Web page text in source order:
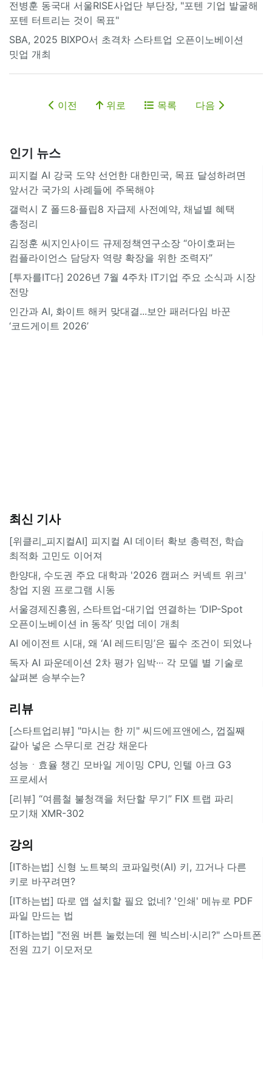
전병훈 동국대 서울RISE사업단 부단장, "포텐 기업 발굴해
포텐 터트리는 것이 목표"
SBA, 2025 BIXPO서 초격차 스타트업 오픈이노베이션
밋업 개최
이전 위로 목록 다음
인기 뉴스
피지컬 AI 강국 도약 선언한 대한민국, 목표 달성하려면
앞서간 국가의 사례들에 주목해야
갤럭시 Z 폴드8·플립8 자급제 사전예약, 채널별 혜택
총정리
김정훈 씨지인사이드 규제정책연구소장 “아이호퍼는
컴플라이언스 담당자 역량 확장을 위한 조력자”
[투자를IT다] 2026년 7월 4주차 IT기업 주요 소식과 시장
전망
인간과 AI, 화이트 해커 맞대결...보안 패러다임 바꾼
‘코드게이트 2026’
최신 기사
[위클리_피지컬AI] 피지컬 AI 데이터 확보 총력전, 학습
최적화 고민도 이어져
한양대, 수도권 주요 대학과 '2026 캠퍼스 커넥트 위크'
창업 지원 프로그램 시동
서울경제진흥원, 스타트업-대기업 연결하는 ‘DIP-Spot
오픈이노베이션 in 동작’ 밋업 데이 개최
AI 에이전트 시대, 왜 ‘AI 레드티밍’은 필수 조건이 되었나
독자 AI 파운데이션 2차 평가 임박··· 각 모델 별 기술로
살펴본 승부수는?
리뷰
[스타트업리뷰] "마시는 한 끼" 씨드에프앤에스, 껍질째
갈아 넣은 스무디로 건강 채운다
성능ㆍ효율 챙긴 모바일 게이밍 CPU, 인텔 아크 G3
프로세서
[리뷰] “여름철 불청객을 처단할 무기” FIX 트랩 파리
모기채 XMR-302
강의
[IT하는법] 신형 노트북의 코파일럿(AI) 키, 끄거나 다른
키로 바꾸려면?
[IT하는법] 따로 앱 설치할 필요 없네? '인쇄' 메뉴로 PDF
파일 만드는 법
[IT하는법] "전원 버튼 눌렀는데 웬 빅스비·시리?" 스마트폰
전원 끄기 이모저모